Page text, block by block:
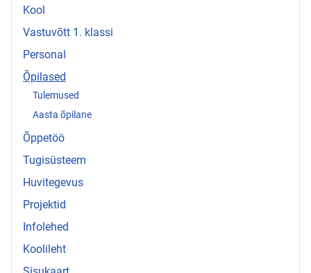
Kool
Vastuvõtt 1. klassi
Personal
Õpilased
Tulemused
Aasta õpilane
Õppetöö
Tugisüsteem
Huvitegevus
Projektid
Infolehed
Koolileht